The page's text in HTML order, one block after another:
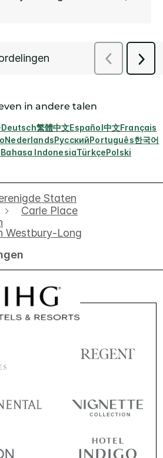
in andere talen
Deutsch繁體中文Español中文Français
NederlandsРусскийPortuguês한국어
Bahasa IndonesiaTürkçePolski
Staten
Carle Place
Westbury-Long